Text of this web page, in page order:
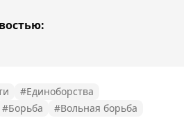
#Единоборства
#Борьба #Вольная борьба